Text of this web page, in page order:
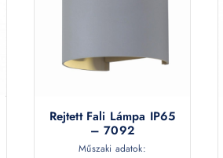
Rejtett Fali Lámpa IP65
– 7092
Műszaki adatok: